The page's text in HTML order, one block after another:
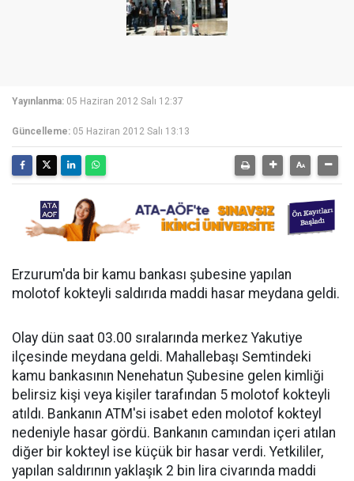
Yayınlanma: 05 Haziran 2012 Salı 12:37
Güncelleme: 05 Haziran 2012 Salı 13:13
Erzurum'da bir kamu bankası şubesine yapılan
molotof kokteyli saldırıda maddi hasar meydana geldi.
Olay dün saat 03.00 sıralarında merkez Yakutiye
ilçesinde meydana geldi. Mahallebaşı Semtindeki
kamu bankasının Nenehatun Şubesine gelen kimliği
belirsiz kişi veya kişiler tarafından 5 molotof kokteyli
atıldı. Bankanın ATM'si isabet eden molotof kokteyl
nedeniyle hasar gördü. Bankanın camından içeri atılan
diğer bir kokteyl ise küçük bir hasar verdi. Yetkililer,
yapılan saldırının yaklaşık 2 bin lira civarında maddi